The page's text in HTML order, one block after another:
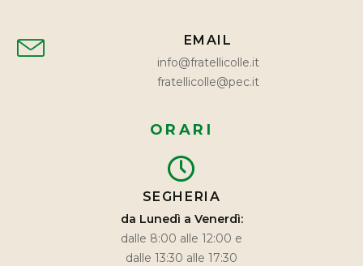
EMAIL
info@fratellicolle.it
fratellicolle@pec.it
ORARI
SEGHERIA
da Lunedì a Venerdì:
dalle 8:00 alle 12:00 e
dalle 13:30 alle 17:30